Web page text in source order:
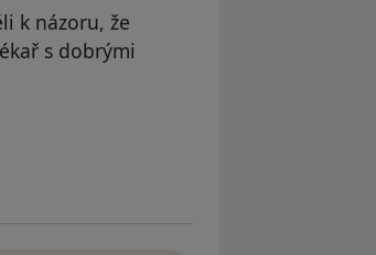
k názoru, že
s dobrými